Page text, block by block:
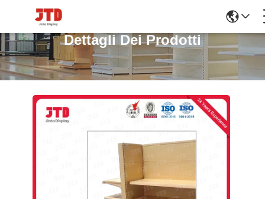
Dettagli Dei Prodotti